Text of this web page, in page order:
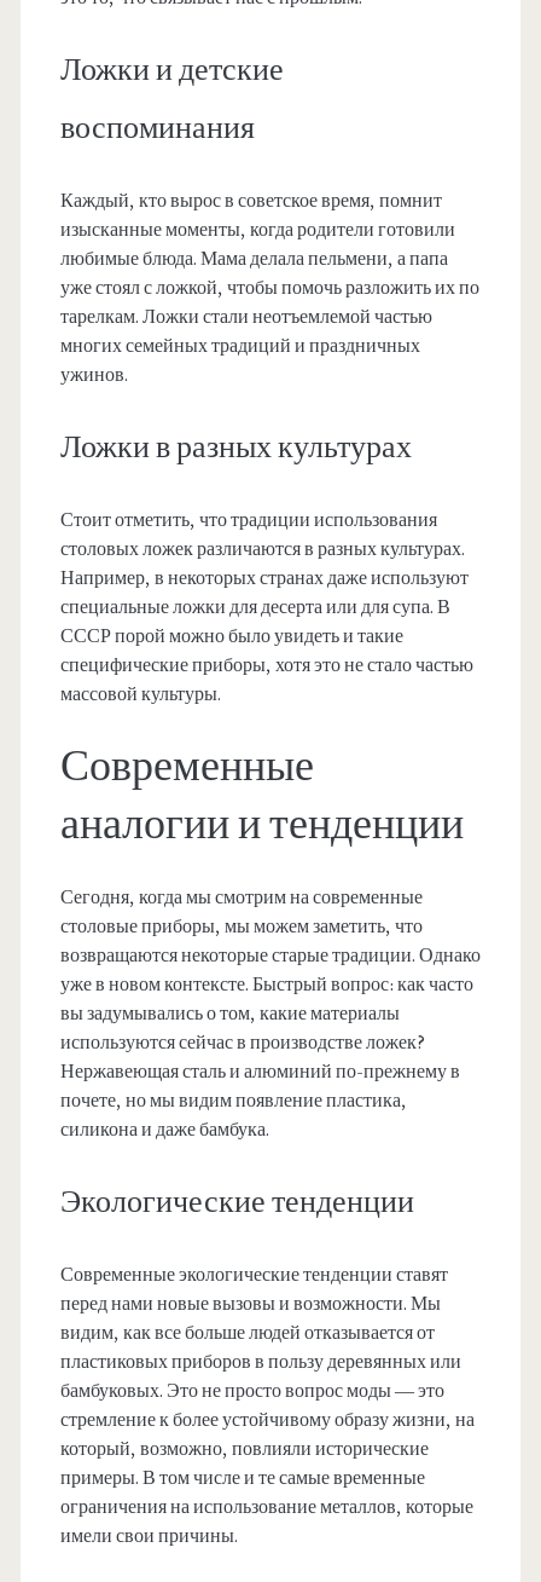
Ложки и детские
воспоминания
Каждый, кто вырос в советское время, помнит
изысканные моменты, когда родители готовили
любимые блюда. Мама делала пельмени, а папа
уже стоял с ложкой, чтобы помочь разложить их по
тарелкам. Ложки стали неотъемлемой частью
многих семейных традиций и праздничных
ужинов.
Ложки в разных культурах
Стоит отметить, что традиции использования
столовых ложек различаются в разных культурах.
Например, в некоторых странах даже используют
специальные ложки для десерта или для супа. В
СССР порой можно было увидеть и такие
специфические приборы, хотя это не стало частью
массовой культуры.
Современные
аналогии и тенденции
Сегодня, когда мы смотрим на современные
столовые приборы, мы можем заметить, что
возвращаются некоторые старые традиции. Однако
уже в новом контексте. Быстрый вопрос: как часто
вы задумывались о том, какие материалы
используются сейчас в производстве ложек?
Нержавеющая сталь и алюминий по-прежнему в
почете, но мы видим появление пластика,
силикона и даже бамбука.
Экологические тенденции
Современные экологические тенденции ставят
перед нами новые вызовы и возможности. Мы
видим, как все больше людей отказывается от
пластиковых приборов в пользу деревянных или
бамбуковых. Это не просто вопрос моды — это
стремление к более устойчивому образу жизни, на
который, возможно, повлияли исторические
примеры. В том числе и те самые временные
ограничения на использование металлов, которые
имели свои причины.